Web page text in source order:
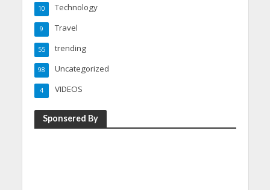
Technology
10
Travel
9
trending
55
Uncategorized
98
VIDEOS
4
Sponsered By